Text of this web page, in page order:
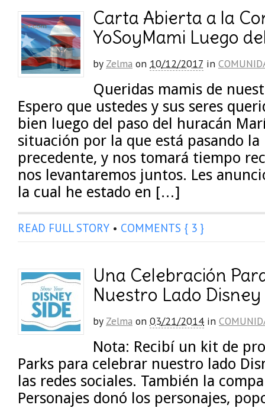
Carta Abierta a la
YoSoyMami Luego
by Zelma on 10/12/2017 in
Queridas mamis de
Espero que ustedes y sus seres
bien luego del paso del huracán
situación por la que está pasando
precedente, y nos tomará tiempo
nos levantaremos juntos. Les
la cual he estado en […]
READ FULL STORY • COMMENTS { 3 }
Una Celebración
Nuestro Lado
by Zelma on 03/21/2014 in
Nota: Recibí un kit de
Parks para celebrar nuestro lado
las redes sociales. También la
Personajes donó los personajes,